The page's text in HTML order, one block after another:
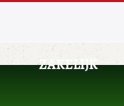
ZAKELIJK